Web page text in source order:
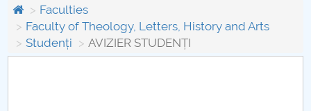
About the University
Faculties
Faculty of Theology, Letters, History and Arts
Studenți
AVIZIER STUDENȚI